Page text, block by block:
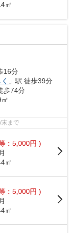
㎡
16分
」駅 徒歩39分
歩74分
まで
：5,000円 )
㎡
：5,000円 )
㎡